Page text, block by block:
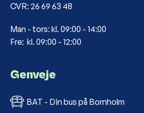
CVR: 26 69 63 48
Man - tors: kl. 09:00 - 14:00
Fre: kl. 09:00 - 12:00
Genveje
BAT - Din bus på Bornholm